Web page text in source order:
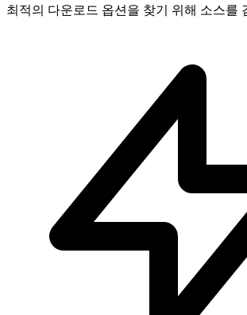
최적의 다운로드 옵션을 찾기 위해 소스를